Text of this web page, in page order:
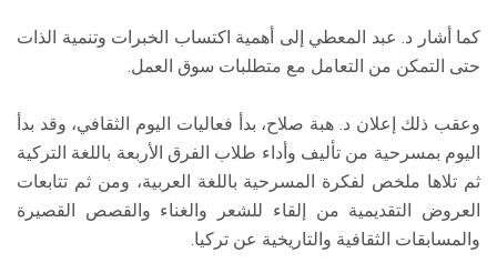
كما أشار د. عبد المعطي إلى أهمية اكتساب الخبرات وتنمية الذات
حتى التمكن من التعامل مع متطلبات سوق العمل.
وعقب ذلك إعلان د. هبة صلاح، بدأ فعاليات اليوم الثقافي، وقد بدأ
اليوم بمسرحية من تأليف وأداء طلاب الفرق الأربعة باللغة التركية
ثم تلاها ملخص لفكرة المسرحية باللغة العربية، ومن ثم تتابعات
العروض التقديمية من إلقاء للشعر والغناء والقصص القصيرة
والمسابقات الثقافية والتاريخية عن تركيا.